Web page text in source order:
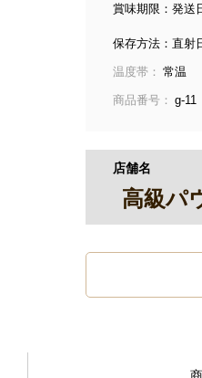
賞味期限：発送
保存方法：直射
温度帯： 常温
商品番号： g-11
店舗名
高級パ